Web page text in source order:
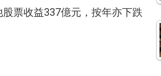
票收益337億元，按年亦下跌